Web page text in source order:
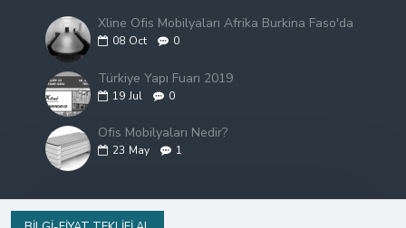
Xline Ofis Mobilyaları Afrika Burkina Faso'da
08 Oct 0
Türkiye Yapı Fuarı 2019
19 Jul 0
Ofis Mobilyaları Nedir?
23 May 1